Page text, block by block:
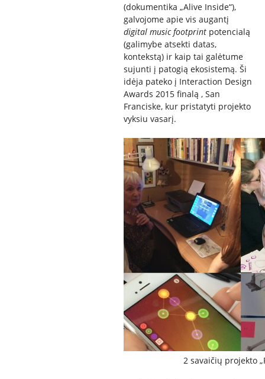
(dokumentika „Alive Inside“),
galvojome apie vis augantį
digital music footprint potencialą
(galimybe atsekti datas,
kontekstą) ir kaip tai galėtume
sujunti į patogią ekosistemą. Ši
idėja pateko į Interaction Design
Awards 2015 finalą , San
Franciske, kur pristatyti projekto
vyksiu vasarį.
2 savaičių projekto